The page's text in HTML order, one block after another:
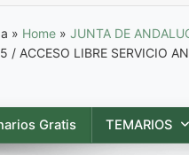
» Home » JUNTA DE
/ ACCESO LIBRE SERVICIO
Gratis TEMARIOS